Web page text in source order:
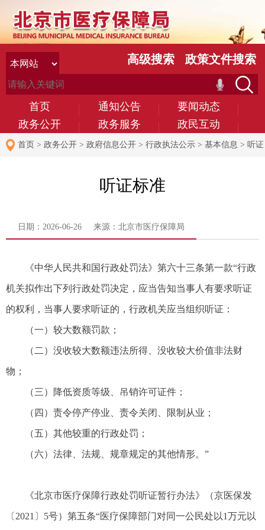
首页 通知公告
要闻动态
政务公开
政务服务 政民互动
高级搜索 政策文件搜索
首页 > 政务公开 > 政府信息公开 > 行政执法公示 > 基本信息 > 听证
听证标准
日期：2026-06-26 来源：北京市医疗保障局
《中华人民共和国行政处罚法》第六十三条第一款“行政
机关拟作出下列行政处罚决定，应当告知当事人有要求听证
的权利，当事人要求听证的，行政机关应当组织听证：
（一）较大数额罚款；
（二）没收较大数额违法所得、没收较大价值非法财
物；
（三）降低资质等级、吊销许可证件；
（四）责令停产停业、责令关闭、限制从业；
（五）其他较重的行政处罚；
（六）法律、法规、规章规定的其他情形。”
《北京市医疗保障行政处罚听证暂行办法》（京医保发
〔2021〕5号）第五条“医疗保障部门对同一公民处以1万元以